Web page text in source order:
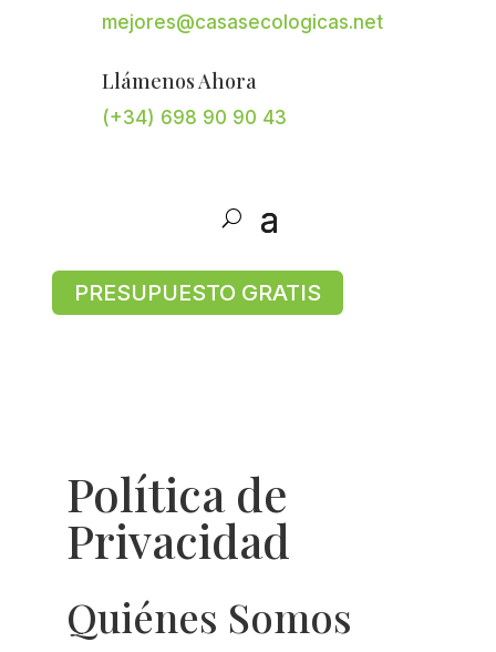
mejores@casasecologicas.net
Llámenos Ahora
(+34) 698 90 90 43
PRESUPUESTO GRATIS
Política de
Privacidad
Quiénes Somos